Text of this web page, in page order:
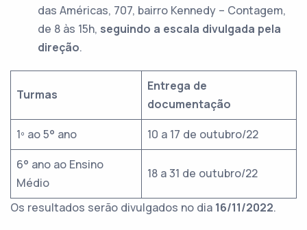
das Américas, 707, bairro Kennedy – Contagem,
de 8 às 15h, seguindo a escala divulgada pela
direção.
Turmas
Entrega de
documentação
1º ao 5° ano
10 a 17 de outubro/22
6° ano ao Ensino
Médio
18 a 31 de outubro/22
Os resultados serão divulgados no dia 16/11/2022.